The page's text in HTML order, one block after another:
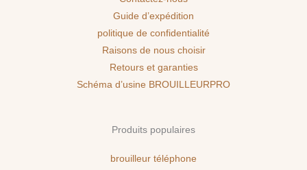
Guide d’expédition
politique de confidentialité
Raisons de nous choisir
Retours et garanties
Schéma d’usine BROUILLEURPRO
Produits populaires
brouilleur téléphone